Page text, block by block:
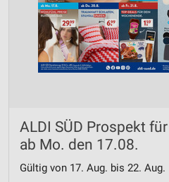
ALDI SÜD Prospekt
ab Mo. den 17.08.
Gültig von 17. Aug. bis 22. Aug.